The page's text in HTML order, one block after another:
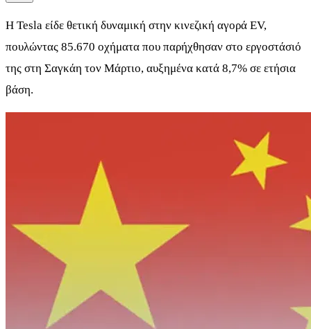
Η Tesla είδε θετική δυναμική στην κινεζική αγορά EV,
πουλώντας 85.670 οχήματα που παρήχθησαν στο εργοστάσιό
της στη Σαγκάη τον Μάρτιο, αυξημένα κατά 8,7% σε ετήσια
βάση.